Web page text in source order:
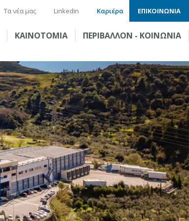
Τα νέα μας Linkedin Καριέρα ΕΠΙΚΟΙΝΩΝΙΑ
ΚΑΙΝΟΤΟΜΙΑ ΠΕΡΙΒΑΛΛΟΝ - ΚΟΙΝΩΝΙΑ